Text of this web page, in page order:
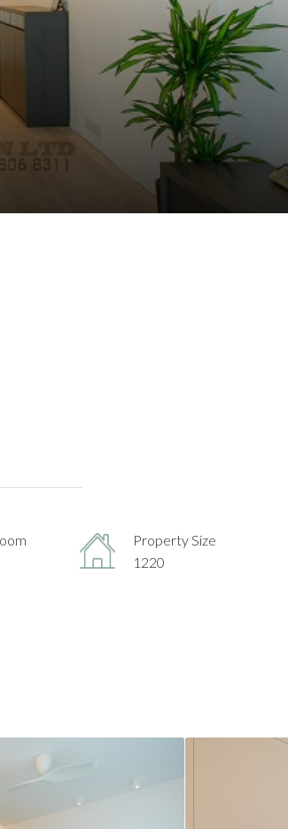
Property Size
1220